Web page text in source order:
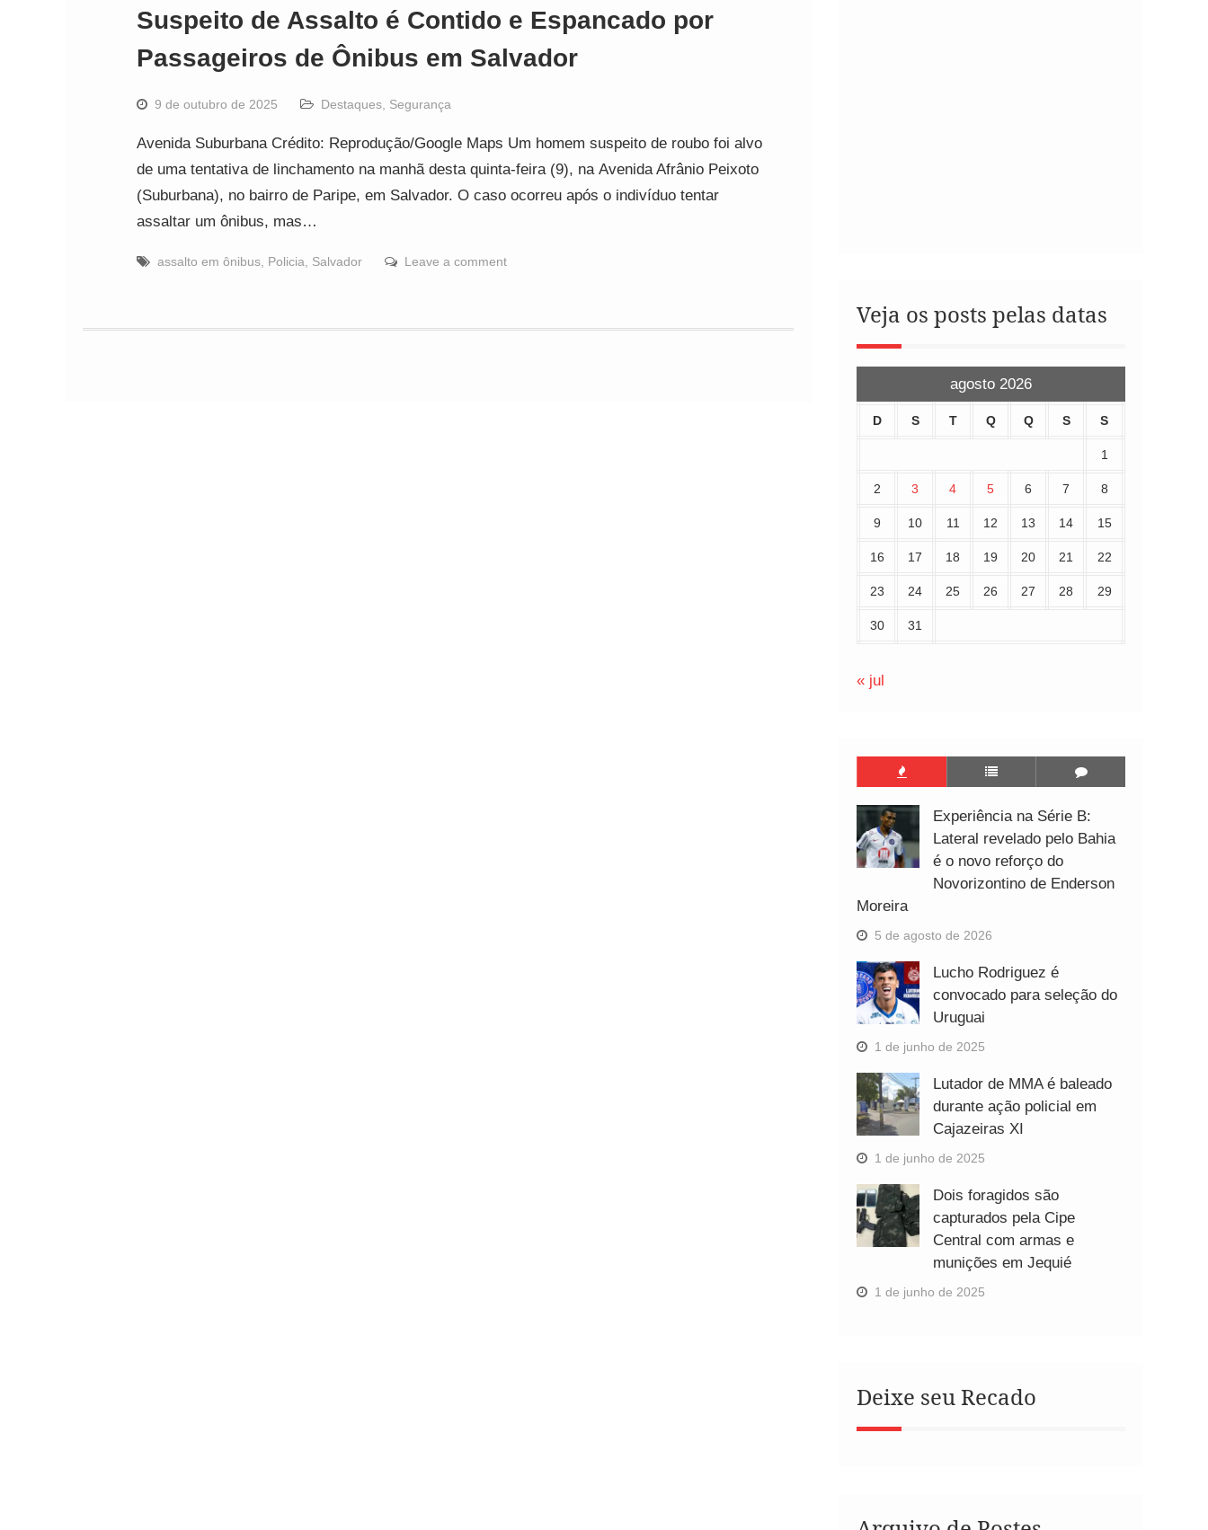
Suspeito de Assalto é Contido e Espancado por
Passageiros de Ônibus em Salvador
9 de outubro de 2025 Destaques Segurança
Avenida Suburbana Crédito: Reprodução/Google Maps Um homem suspeito de roubo foi alvo
de uma tentativa de linchamento na manhã desta quinta-feira (9), na Avenida Afrânio Peixoto
(Suburbana), no bairro de Paripe, em Salvador. O caso ocorreu após o indivíduo tentar
assaltar um ônibus, mas…
assalto em ônibus Policia Salvador Leave a comment
Veja os posts pelas datas
agosto 2026
D S T Q Q S S
1
2 3 4 5 6 7 8
9 10 11 12 13 14 15
16 17 18 19 20 21 22
23 24 25 26 27 28 29
30 31
« jul
Experiência na Série B:
Lateral revelado pelo Bahia
é o novo reforço do
Novorizontino de Enderson
Moreira
5 de agosto de 2026
Lucho Rodriguez é
convocado para seleção do
Uruguai
1 de junho de 2025
Lutador de MMA é baleado
durante ação policial em
Cajazeiras XI
1 de junho de 2025
Dois foragidos são
capturados pela Cipe
Central com armas e
munições em Jequié
1 de junho de 2025
Deixe seu Recado